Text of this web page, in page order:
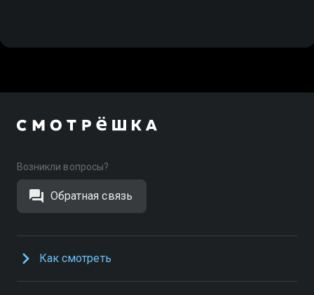
Возникли вопросы?
Обратная связь
Как смотреть